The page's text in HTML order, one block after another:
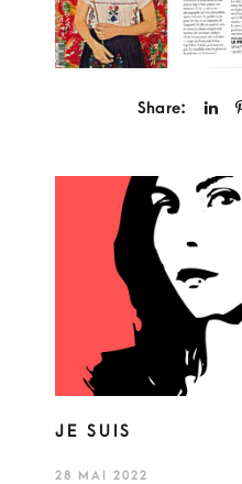
Share:
JE SUIS
28 MAI 2022